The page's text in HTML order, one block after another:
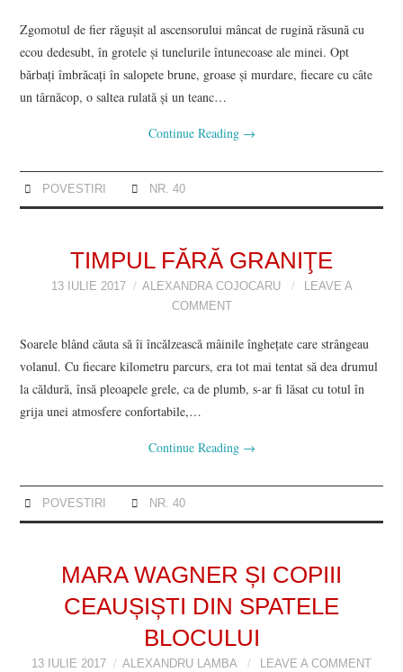
Zgomotul de fier răgușit al ascensorului mâncat de rugină răsună cu
ecou dedesubt, în grotele și tunelurile întunecoase ale minei. Opt
bărbați îmbrăcați în salopete brune, groase și murdare, fiecare cu câte
un târnăcop, o saltea rulată și un teanc…
Continue Reading →
POVESTIRI NR. 40
TIMPUL FĂRĂ GRANIŢE
13 IULIE 2017 ALEXANDRA COJOCARU
LEAVE A
COMMENT
Soarele blând căuta să îi încălzească mâinile înghețate care strângeau
volanul. Cu fiecare kilometru parcurs, era tot mai tentat să dea drumul
la căldură, însă pleoapele grele, ca de plumb, s-ar fi lăsat cu totul în
grija unei atmosfere confortabile,…
Continue Reading →
POVESTIRI NR. 40
MARA WAGNER ȘI COPIII
CEAUȘIȘTI DIN SPATELE
BLOCULUI
13 IULIE 2017 ALEXANDRU LAMBA LEAVE A COMMENT